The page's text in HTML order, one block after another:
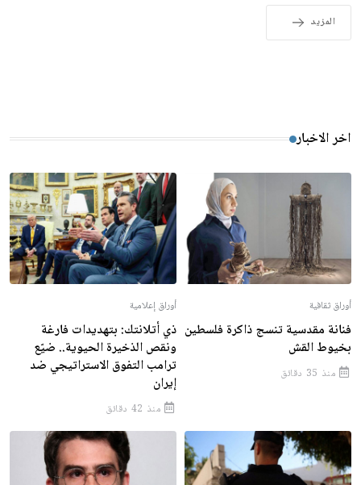
المزيد
اخر الاخبار
أوراق ثقافية
فنانة مقدسية تنسج ذاكرة فلسطين
بخيوط القش
منذ 35 دقائق
أوراق إعلامية
ذي أتلانتك: بتهديدات فارغة
ونقص الذخيرة الحيوية.. ضيّع
ترامب التفوق الاستراتيجي ضد
إيران
منذ 42 دقائق